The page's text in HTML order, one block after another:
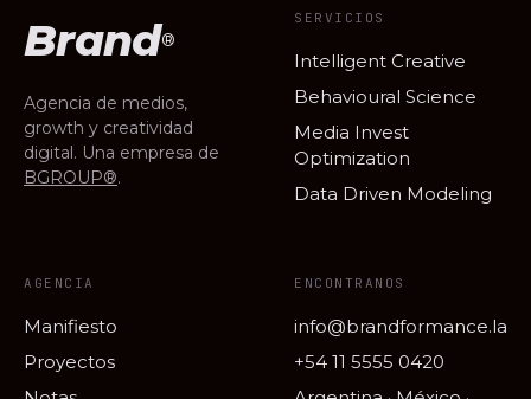
Brand®
Agencia de medios,
growth y creatividad
digital. Una empresa de
BGROUP®.
SERVICIOS
Intelligent Creative
Behavioural Science
Media Invest
Optimization
Data Driven Modeling
AGENCIA
Manifiesto
Proyectos
ENCONTRANOS
info@brandformance.la
+54 11 5555 0420